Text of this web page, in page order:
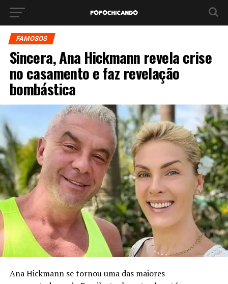
FAMOSOS
Sincera, Ana Hickmann revela crise
no casamento e faz revelação
bombástica
Ana Hickmann se tornou uma das maiores